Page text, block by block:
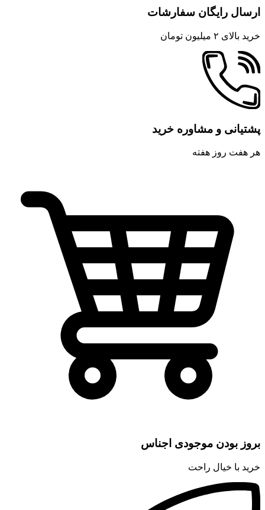
ارسال رایگان سفارشات
خرید بالای ۲ میلیون تومان
پشتیانی و مشاوره خرید
هر هفت روز هفته
بروز بودن موجودی اجناس
خرید با خیال راحت